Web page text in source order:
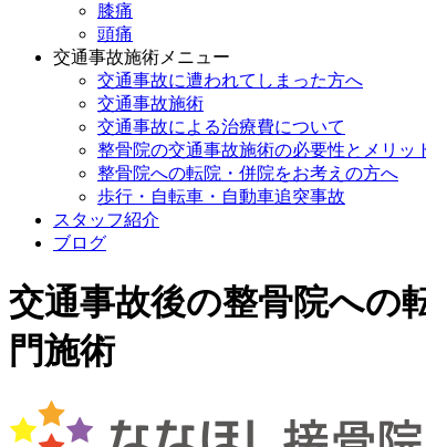
膝痛
頭痛
交通事故施術メニュー
交通事故に遭われてしまった方へ
交通事故施術
交通事故による治療費について
整骨院の交通事故施術の必要性とメリッ
整骨院への転院・併院をお考えの方へ
歩行・自転車・自動車追突事故
スタッフ紹介
ブログ
交通事故後の整骨院への
門施術